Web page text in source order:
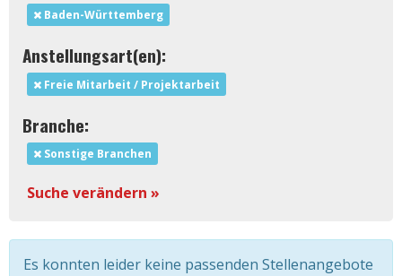
Baden-Württemberg
Anstellungsart(en):
Freie Mitarbeit / Projektarbeit
Branche:
Sonstige Branchen
Suche verändern »
Es konnten leider keine passenden Stellenangebote